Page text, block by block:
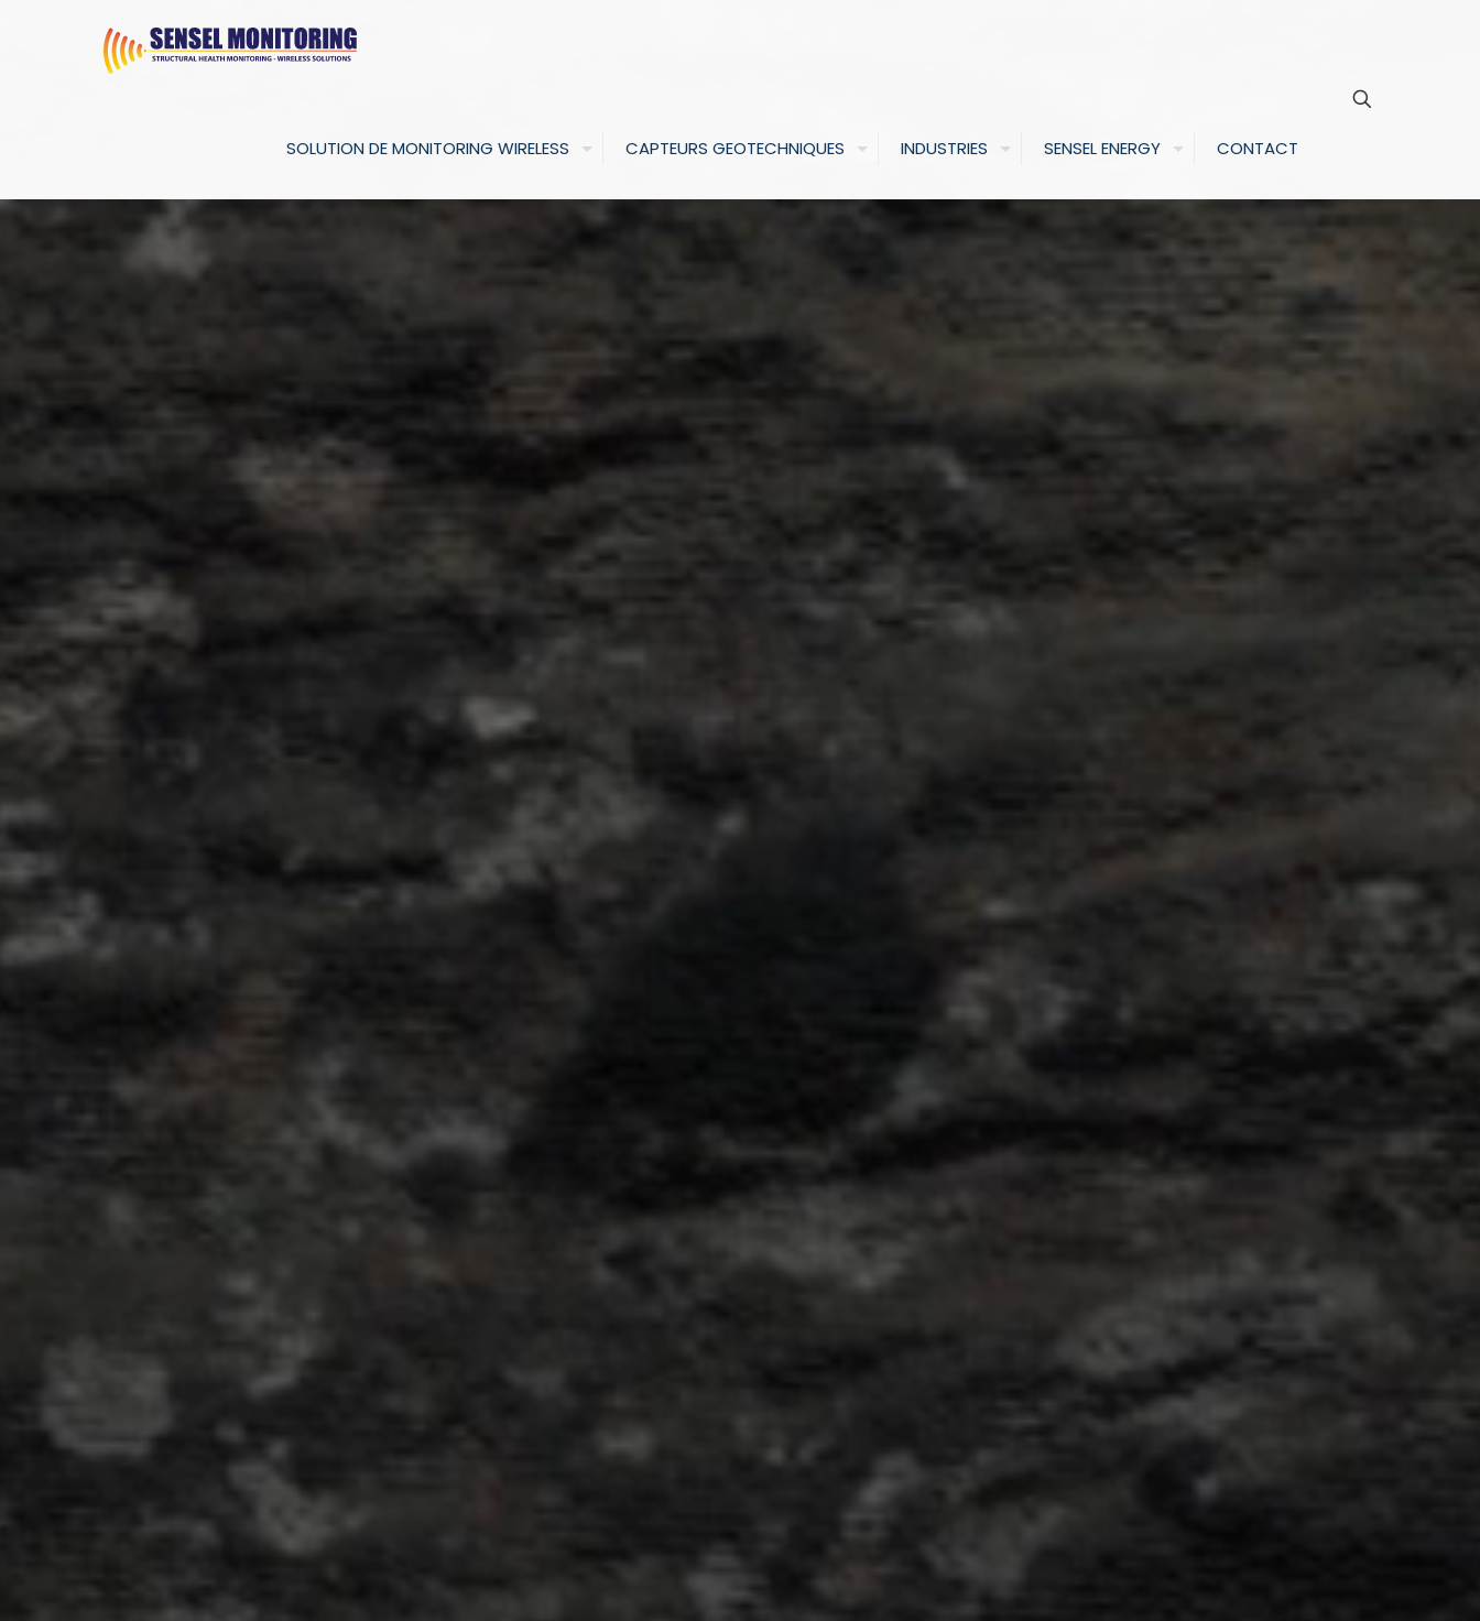
SOLUTION DE MONITORING WIRELESS CAPTEURS GEOTECHNIQUES INDUSTRIES SENSEL ENERGY CONTACT